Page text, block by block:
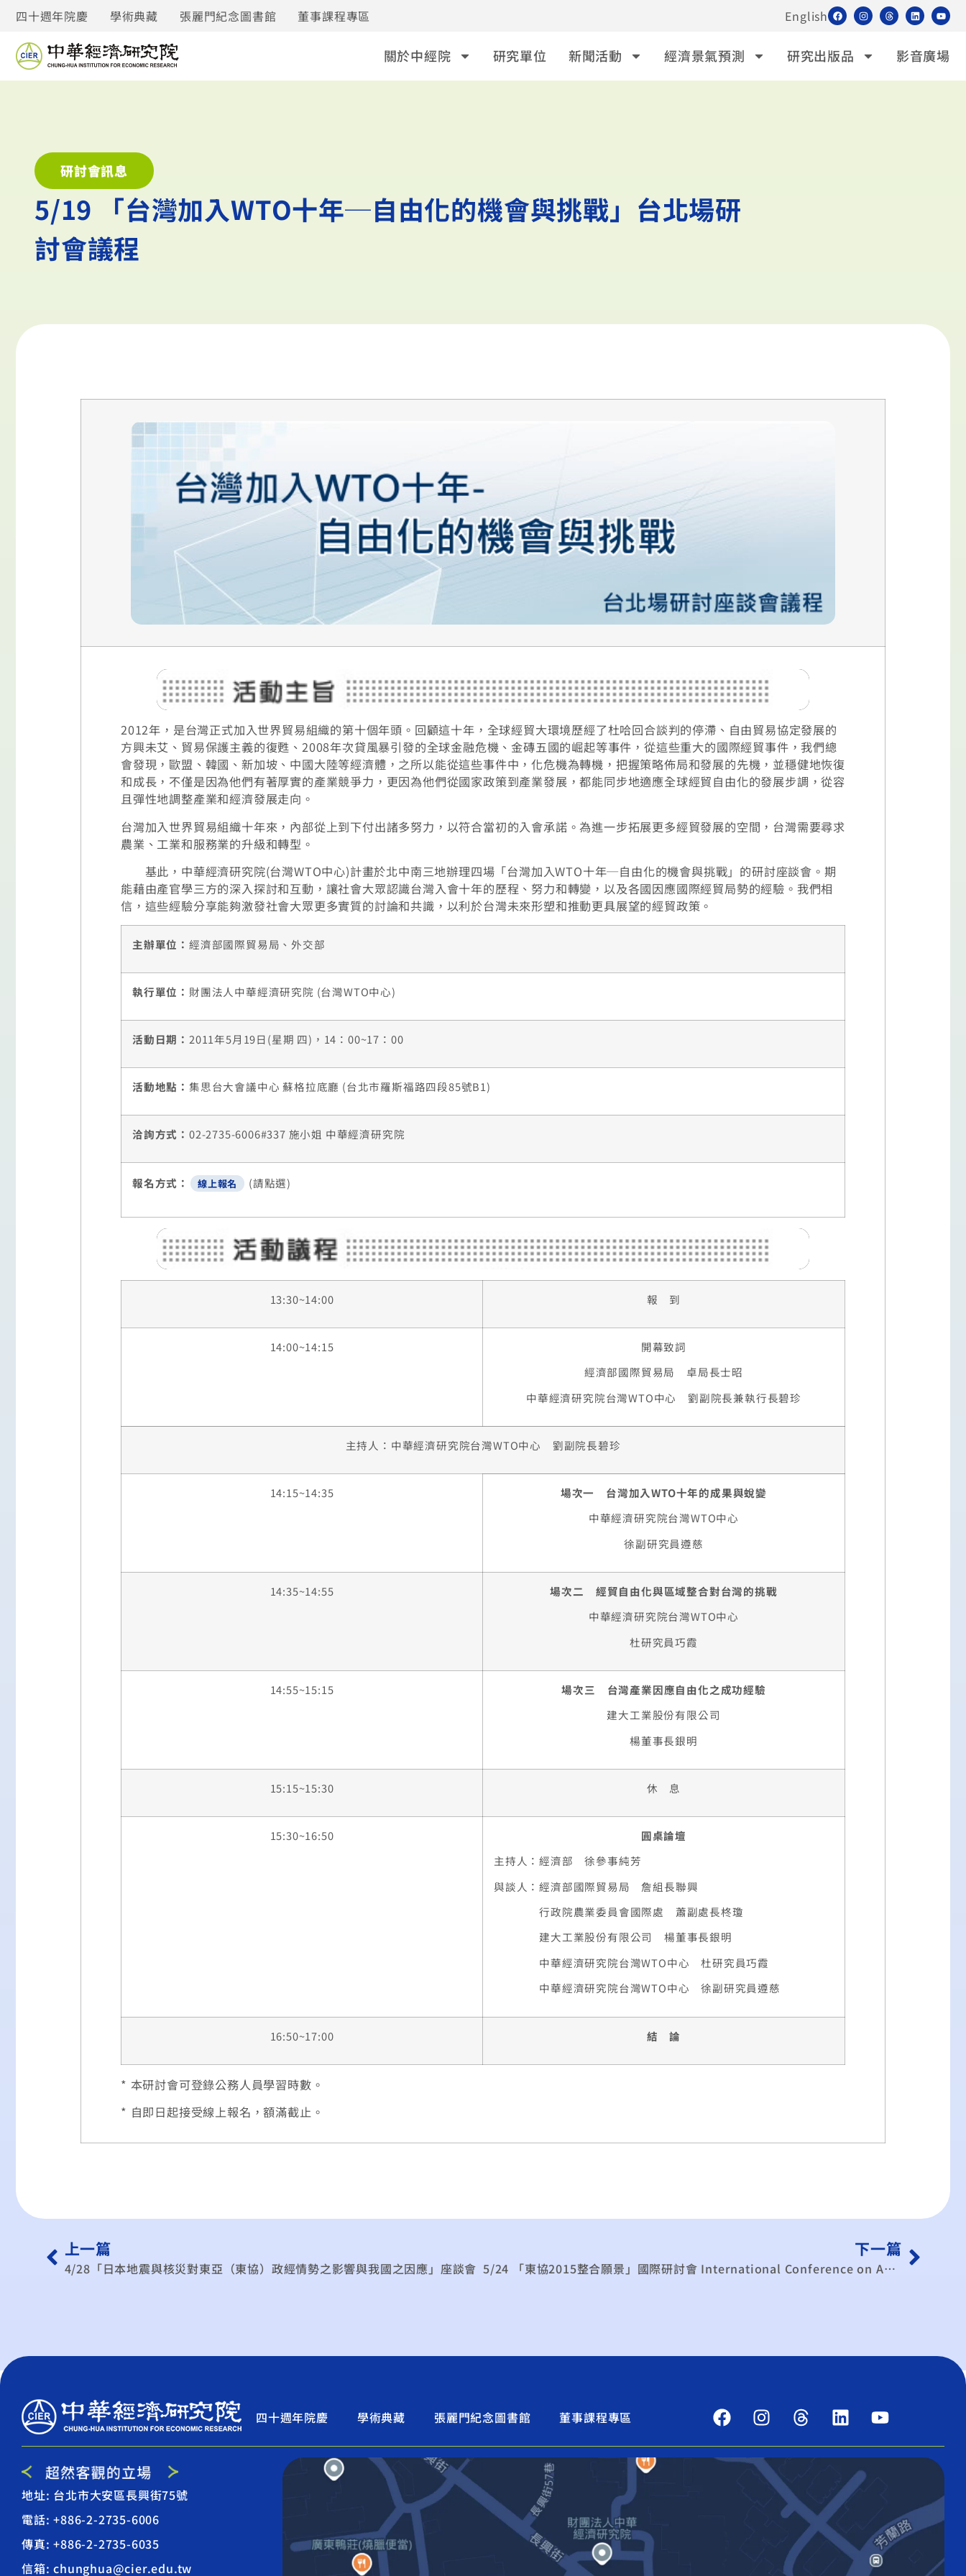
四十週年院慶 學術典藏 張麗門紀念圖書館 董事課程專區 English
關於中經院 研究單位 新聞活動 經濟景氣預測 研究出版品 影音廣場
研討會訊息
5/19 「台灣加入WTO十年─自由化的機會與挑戰」台北場研
討會議程
2012年，是台灣正式加入世界貿易組織的第十個年頭。回顧這十年，全球經貿大環境歷經了杜哈回合談判的停滯、自由貿易協定發展的
方興未艾、貿易保護主義的復甦、2008年次貸風暴引發的全球金融危機、金磚五國的崛起等事件，從這些重大的國際經貿事件，我們總
會發現，歐盟、韓國、新加坡、中國大陸等經濟體，之所以能從這些事件中，化危機為轉機，把握策略佈局和發展的先機，並穩健地恢復
和成長，不僅是因為他們有著厚實的產業競爭力，更因為他們從國家政策到產業發展，都能同步地適應全球經貿自由化的發展步調，從容
且彈性地調整產業和經濟發展走向。
台灣加入世界貿易組織十年來，內部從上到下付出諸多努力，以符合當初的入會承諾。為進一步拓展更多經貿發展的空間，台灣需要尋求
農業、工業和服務業的升級和轉型。
基此，中華經濟研究院(台灣WTO中心)計畫於北中南三地辦理四場「台灣加入WTO十年─自由化的機會與挑戰」的研討座談會。期
能藉由產官學三方的深入探討和互動，讓社會大眾認識台灣入會十年的歷程、努力和轉變，以及各國因應國際經貿局勢的經驗。我們相
信，這些經驗分享能夠激發社會大眾更多實質的討論和共識，以利於台灣未來形塑和推動更具展望的經貿政策。
主辦單位： 經濟部國際貿易局、外交部
執行單位： 財團法人中華經濟研究院 (台灣WTO中心)
活動日期： 2011年5月19日(星期 四)，14：00~17：00
活動地點： 集思台大會議中心 蘇格拉底廳 (台北市羅斯福路四段85號B1)
洽詢方式： 02-2735-6006#337 施小姐 中華經濟研究院
報名方式： 線上報名 (請點選)
13:30~14:00 報 到
14:00~14:15
開幕致詞
經濟部國際貿易局 卓局長士昭
中華經濟研究院台灣WTO中心 劉副院長兼執行長碧珍
主持人：中華經濟研究院台灣WTO中心 劉副院長碧珍
14:15~14:35 場次一
台灣加入WTO十年的成果與蛻變
中華經濟研究院台灣WTO中心
徐副研究員遵慈
14:35~14:55 場次二
經貿自由化與區域整合對台灣的挑戰
中華經濟研究院台灣WTO中心
杜研究員巧霞
14:55~15:15 場次三
台灣產業因應自由化之成功經驗
建大工業股份有限公司
楊董事長銀明
15:15~15:30 休 息
15:30~16:50
圓桌論壇
主持人：經濟部 徐參事純芳
與談人：經濟部國際貿易局 詹組長聯興
行政院農業委員會國際處 蕭副處長柊瓊
建大工業股份有限公司 楊董事長銀明
中華經濟研究院台灣WTO中心 杜研究員巧霞
中華經濟研究院台灣WTO中心 徐副研究員遵慈
16:50~17:00 結 論
* 本研討會可登錄公務人員學習時數。
* 自即日起接受線上報名，額滿截止。
上一篇
4/28「日本地震與核災對東亞（東協）政經情勢之影響與我國之因應」座談會
下一篇
5/24 「東協2015整合願景」國際研討會 International Conference on ASEAN Vision 2015: Moving Towards One Community
四十週年院慶 學術典藏 張麗門紀念圖書館 董事課程專區
地址: 台北市大安區長興街75號
電話: +886-2-2735-6006
傳真: +886-2-2735-6035
信箱: chunghua@cier.edu.tw